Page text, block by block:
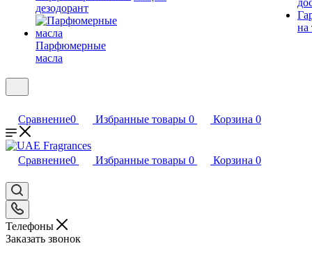
дезодорант
Парфюмерные
масла
на
Сравнение0 Избранные товары 0 Корзина 0
Сравнение0 Избранные товары 0 Корзина 0
Телефоны
Заказать звонок